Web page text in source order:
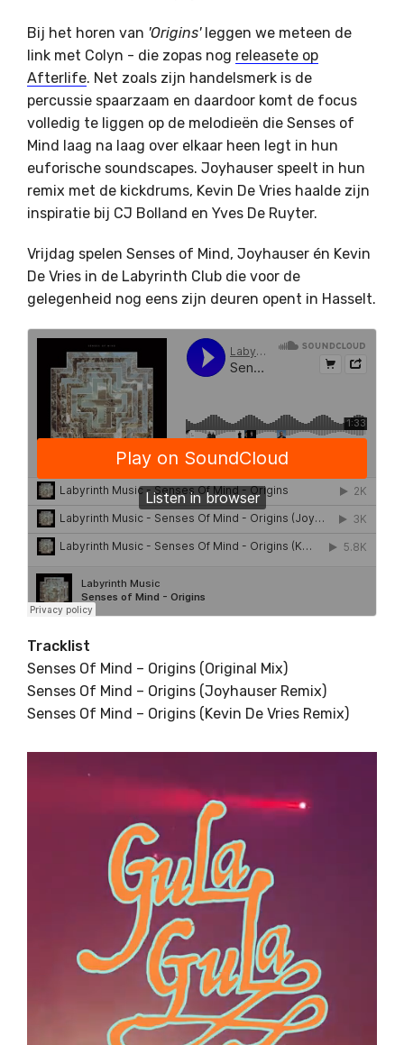
Bij het horen van 'Origins'leggen we meteen de
link met Colyn - die zopas nog releasete op
Afterlife. Net zoals zijn handelsmerk is de
percussie spaarzaam en daardoor komt de focus
volledig te liggen op de melodieën die Senses of
Mind laag na laag over elkaar heen legt in hun
euforische soundscapes. Joyhauser speelt in hun
remix met de kickdrums, Kevin De Vries haalde zijn
inspiratie bij CJ Bolland en Yves De Ruyter.
Vrijdag spelen Senses of Mind, Joyhauser én Kevin
De Vries in de Labyrinth Club die voor de
gelegenheid nog eens zijn deuren opent in Hasselt.
Tracklist
Senses Of Mind – Origins (Original Mix)
Senses Of Mind – Origins (Joyhauser Remix)
Senses Of Mind – Origins (Kevin De Vries Remix)